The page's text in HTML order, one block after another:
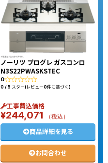
ノーリツ プログレ ガスコンロ
N3S22PWASKSTEC
0
0 / 5 スター(レビュー0件に基づく)
工事費込価格
¥244,071 （税込）
商品詳細を見る
お問合わせ